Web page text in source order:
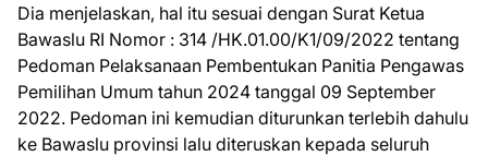
Dia menjelaskan, hal itu sesuai dengan Surat Ketua
Bawaslu RI Nomor : 314 /HK.01.00/K1/09/2022 tentang
Pedoman Pelaksanaan Pembentukan Panitia Pengawas
Pemilihan Umum tahun 2024 tanggal 09 September
2022. Pedoman ini kemudian diturunkan terlebih dahulu
ke Bawaslu provinsi lalu diteruskan kepada seluruh